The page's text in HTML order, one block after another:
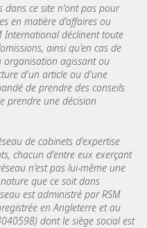
dans ce site n'ont pas pour
en matière d'affaires ou
International déclinent toute
ainsi qu'en cas de
organisation agissant ou
d'un article ou d'une
de prendre des conseils
prendre une décision
de cabinets d'expertise
chacun d'entre eux exerçant
n'est pas lui-même une
que ce soit dans
est administré par RSM
en Angleterre et au
dont le siège social est